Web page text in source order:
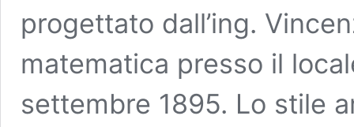
progettato dall’ing.
matematica presso il
settembre 1895. Lo stile